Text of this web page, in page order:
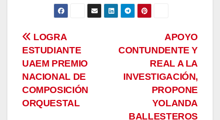
Navegación
de
entradas
APOYO
CONTUNDENTE Y
REAL A LA
INVESTIGACIÓN,
PROPONE
YOLANDA
BALLESTEROS
LOGRA
ESTUDIANTE
UAEM PREMIO
NACIONAL DE
COMPOSICIÓN
ORQUESTAL